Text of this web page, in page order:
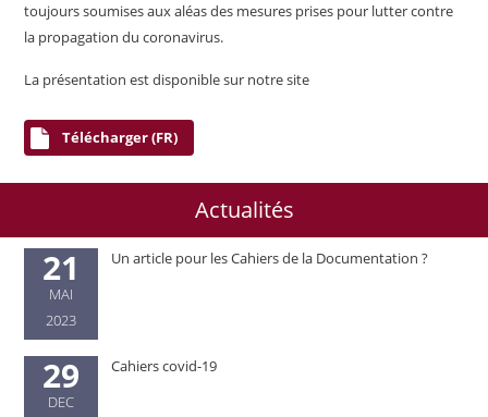
toujours soumises aux aléas des mesures prises pour lutter contre
la propagation du coronavirus.
La présentation est disponible sur notre site
Télécharger (FR)
Actualités
21
MAI
2023
Un article pour les Cahiers de la Documentation ?
29
DEC
Cahiers covid-19